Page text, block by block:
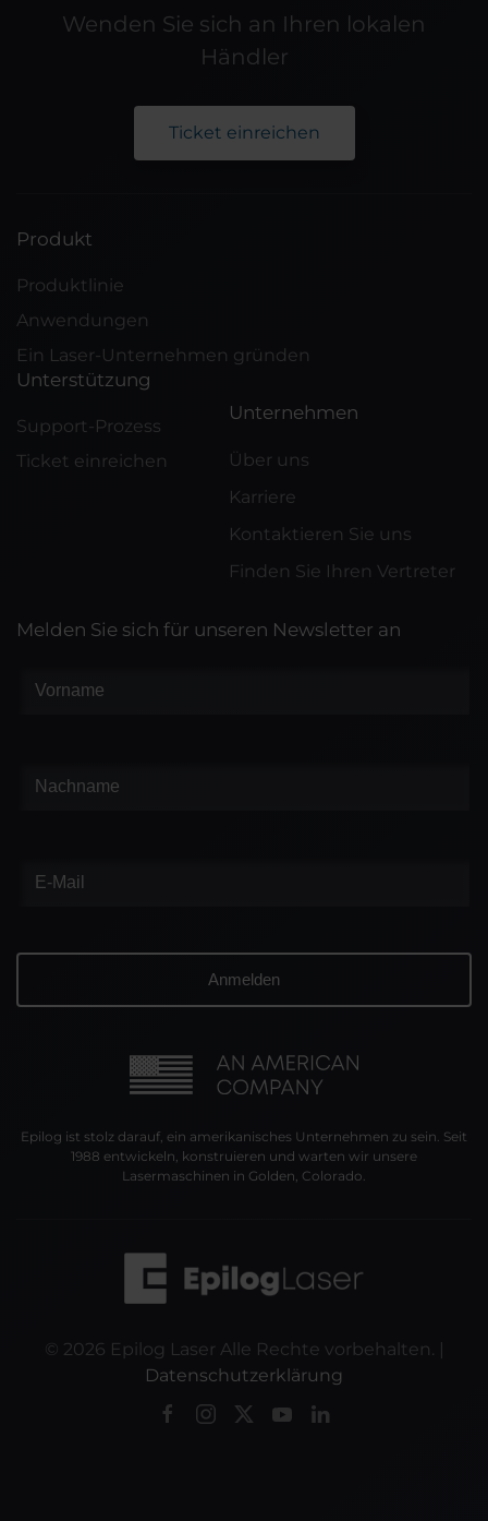
Wenden Sie sich an Ihren lokalen
Händler
Ticket einreichen
Produkt
Produktlinie
Anwendungen
Ein Laser-Unternehmen gründen
Unterstützung
Support-Prozess
Ticket einreichen
Unternehmen
Über uns
Karriere
Kontaktieren Sie uns
Finden Sie Ihren Vertreter
Melden Sie sich für unseren Newsletter an
Epilog ist stolz darauf, ein amerikanisches Unternehmen zu sein. Seit
1988 entwickeln, konstruieren und warten wir unsere
Lasermaschinen in Golden, Colorado.
© 2026 Epilog Laser Alle Rechte vorbehalten. |
Datenschutzerklärung